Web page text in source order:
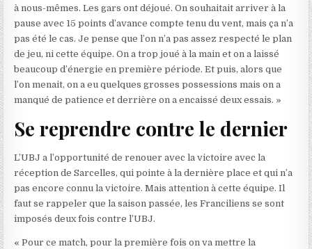
à nous-mêmes. Les gars ont déjoué. On souhaitait arriver à la
pause avec 15 points d’avance compte tenu du vent, mais ça n’a
pas été le cas. Je pense que l’on n’a pas assez respecté le plan
de jeu, ni cette équipe. On a trop joué à la main et on a laissé
beaucoup d’énergie en première période. Et puis, alors que
l’on menait, on a eu quelques grosses possessions mais on a
manqué de patience et derrière on a encaissé deux essais. »
Se reprendre contre le dernier
L’UBJ a l’opportunité de renouer avec la victoire avec la
réception de Sarcelles, qui pointe à la dernière place et qui n’a
pas encore connu la victoire. Mais attention à cette équipe. Il
faut se rappeler que la saison passée, les Franciliens se sont
imposés deux fois contre l’UBJ.
« Pour ce match, pour la première fois on va mettre la